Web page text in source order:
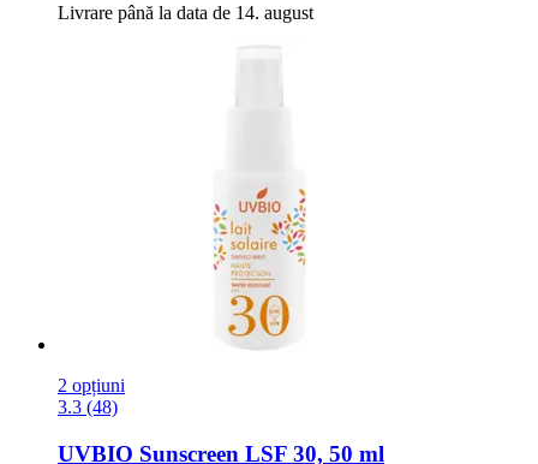
Livrare până la data de 14. august
2 opțiuni
3.3 (48)
UVBIO Sunscreen LSF 30, 50 ml